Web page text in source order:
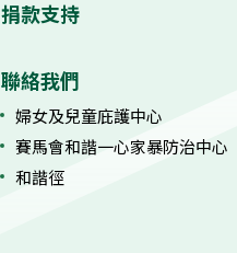
捐款支持
聯絡我們
婦女及兒童庇護中心
賽馬會和諧一心家暴防治中心
和諧徑